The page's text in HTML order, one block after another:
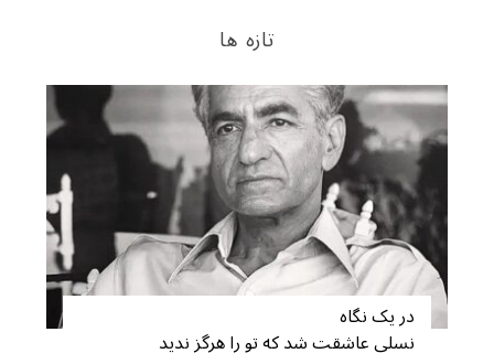
تازه ها
در یک نگاه
نسلی عاشقت شد که تو را هرگز ندید